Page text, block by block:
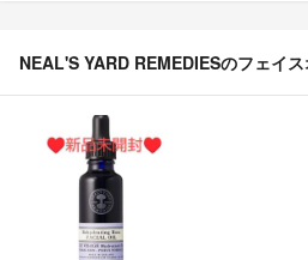
NEAL'S YARD REMEDIESのフェイ